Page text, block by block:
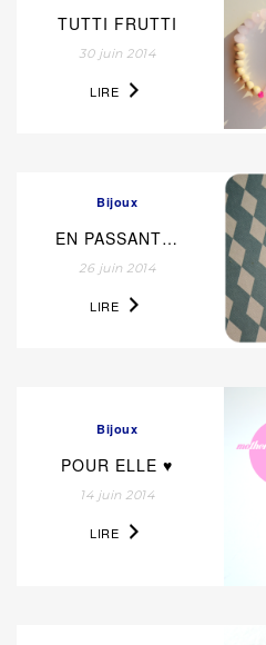
TUTTI FRUTTI
30 juin 2014
LIRE
Bijoux
EN PASSANT…
26 juin 2014
LIRE
Bijoux
POUR ELLE ♥
14 juin 2014
LIRE